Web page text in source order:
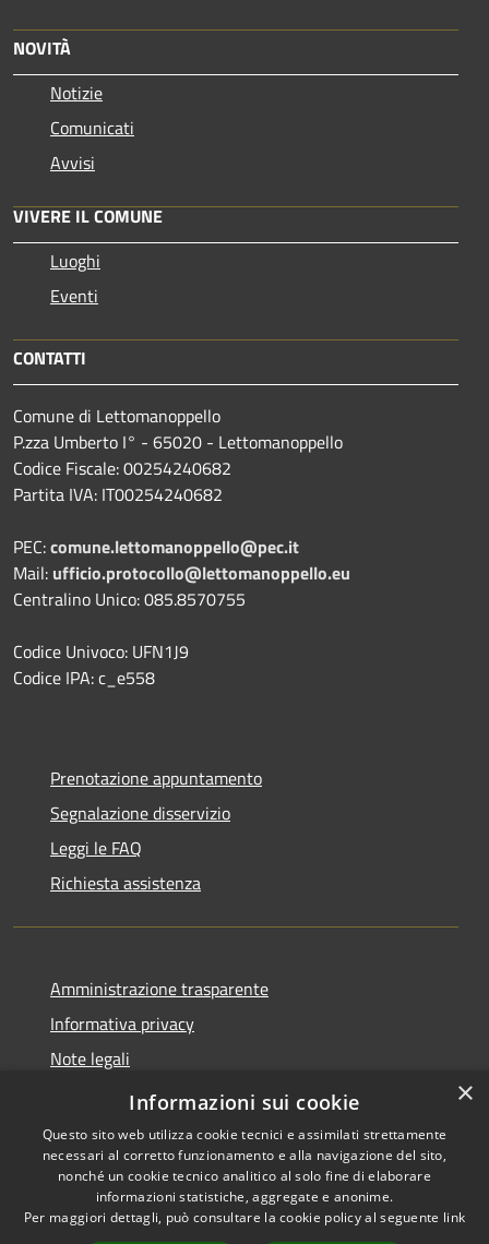
NOVITÀ
Notizie
Comunicati
Avvisi
VIVERE IL COMUNE
Luoghi
Eventi
CONTATTI
Comune di Lettomanoppello
P.zza Umberto I° - 65020 - Lettomanoppello
Codice Fiscale: 00254240682
Partita IVA: IT00254240682
PEC:comune.lettomanoppello@pec.it
Mail: ufficio.protocollo@lettomanoppello.eu
Centralino Unico: 085.8570755
Codice Univoco: UFN1J9
Codice IPA: c_e558
Prenotazione appuntamento
Segnalazione disservizio
Leggi le FAQ
Richiesta assistenza
Amministrazione trasparente
Informativa privacy
Note legali
Dichiarazione di accessibilità
Accessibilità
Copyright © 2026 • Comune di
Lettomanoppello • Powered by
×
Informazioni sui cookie
Questo sito web utilizza cookie tecnici e assimilati strettamente
necessari al corretto funzionamento e alla navigazione del sito,
nonché un cookie tecnico analitico al solo fine di elaborare
informazioni statistiche, aggregate e anonime.
Per maggiori dettagli, può consultare la cookie policy al seguente link